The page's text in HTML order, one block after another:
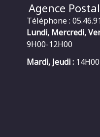
Agence
Téléphone :
Lundi, Mercredi,
9H00-12H00
Mardi, Jeudi :